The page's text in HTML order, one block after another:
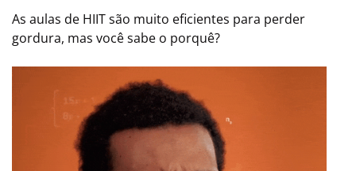
As aulas de HIIT são muito eficientes para perder
gordura, mas você sabe o porquê?